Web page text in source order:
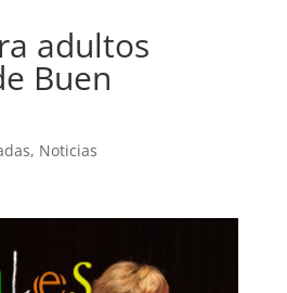
adultos
Buen
, Noticias